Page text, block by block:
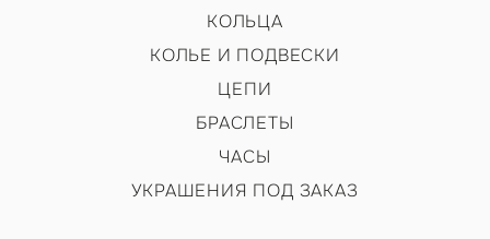
КОЛЬЦА
КОЛЬЕ И ПОДВЕСКИ
ЦЕПИ
БРАСЛЕТЫ
ЧАСЫ
УКРАШЕНИЯ ПОД ЗАКАЗ